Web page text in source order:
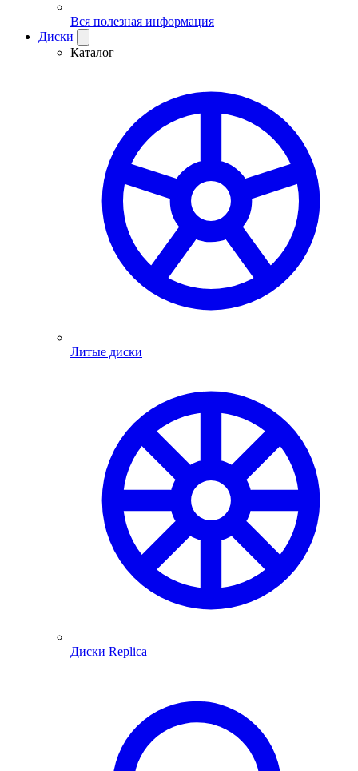
Вся полезная информация
Диски
Каталог
Литые диски
Диски Replica